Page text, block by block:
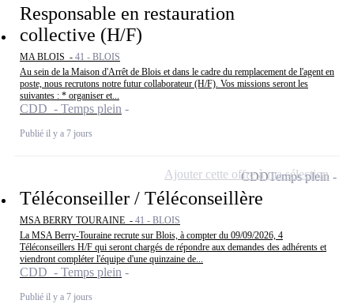
Responsable en restauration
collective (H/F)
MA BLOIS - 41 - BLOIS
Au sein de la Maison d'Arrêt de Blois et dans le cadre du remplacement de l'agent en
poste, nous recrutons notre futur collaborateur (H/F). Vos missions seront les
suivantes : * organiser et...
CDD - Temps plein
Publié il y a 7 jours
Téléconseiller / Téléconseillère
MSA BERRY TOURAINE - 41 - BLOIS
La MSA Berry-Touraine recrute sur Blois, à compter du 09/09/2026, 4
Téléconseillers H/F qui seront chargés de répondre aux demandes des adhérents et
viendront compléter l'équipe d'une quinzaine de...
CDD - Temps plein
Publié il y a 7 jours
CDDTemps plein
Ajouter cette offre à ma sélection